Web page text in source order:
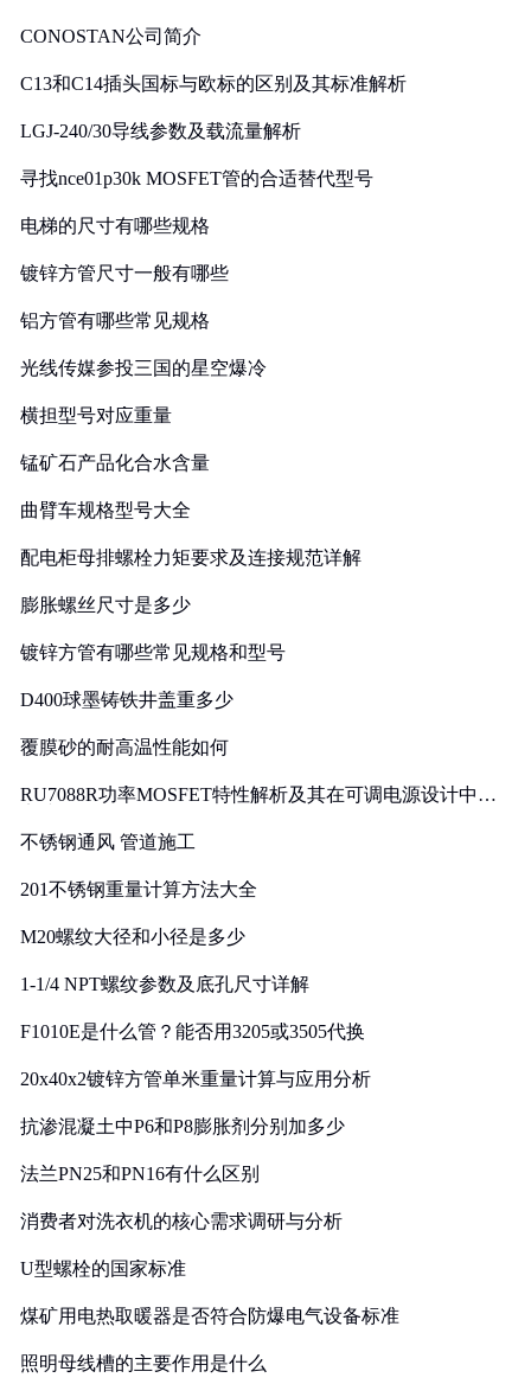
CONOSTAN公司简介
C13和C14插头国标与欧标的区别及其标准解析
LGJ-240/30导线参数及载流量解析
寻找nce01p30k MOSFET管的合适替代型号
电梯的尺寸有哪些规格
镀锌方管尺寸一般有哪些
铝方管有哪些常见规格
光线传媒参投三国的星空爆冷
横担型号对应重量
锰矿石产品化合水含量
曲臂车规格型号大全
配电柜母排螺栓力矩要求及连接规范详解
膨胀螺丝尺寸是多少
镀锌方管有哪些常见规格和型号
D400球墨铸铁井盖重多少
覆膜砂的耐高温性能如何
RU7088R功率MOSFET特性解析及其在可调电源设计中的
不锈钢通风 管道施工
201不锈钢重量计算方法大全
M20螺纹大径和小径是多少
1-1/4 NPT螺纹参数及底孔尺寸详解
F1010E是什么管？能否用3205或3505代换
20x40x2镀锌方管单米重量计算与应用分析
抗渗混凝土中P6和P8膨胀剂分别加多少
法兰PN25和PN16有什么区别
消费者对洗衣机的核心需求调研与分析
U型螺栓的国家标准
煤矿用电热取暖器是否符合防爆电气设备标准
照明母线槽的主要作用是什么